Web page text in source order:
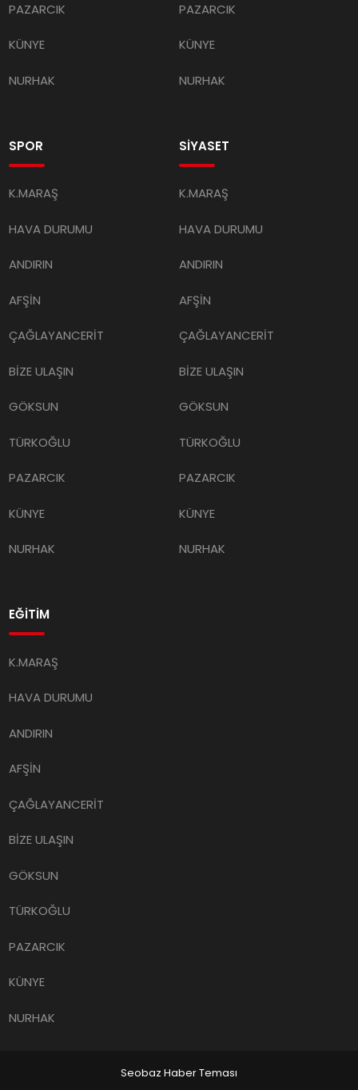
PAZARCIK
KÜNYE
NURHAK
PAZARCIK
KÜNYE
NURHAK
SPOR
K.MARAŞ
HAVA DURUMU
ANDIRIN
AFŞİN
ÇAĞLAYANCERİT
BİZE ULAŞIN
GÖKSUN
TÜRKOĞLU
PAZARCIK
KÜNYE
NURHAK
SİYASET
K.MARAŞ
HAVA DURUMU
ANDIRIN
AFŞİN
ÇAĞLAYANCERİT
BİZE ULAŞIN
GÖKSUN
TÜRKOĞLU
PAZARCIK
KÜNYE
NURHAK
EĞİTİM
K.MARAŞ
HAVA DURUMU
ANDIRIN
AFŞİN
ÇAĞLAYANCERİT
BİZE ULAŞIN
GÖKSUN
TÜRKOĞLU
PAZARCIK
KÜNYE
NURHAK
Seobaz Haber Teması